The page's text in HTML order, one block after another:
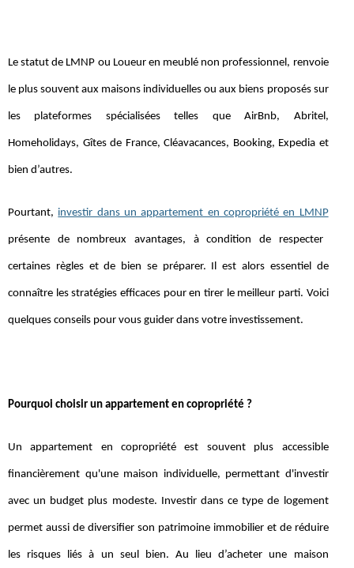
Le statut de LMNP ou Loueur en meublé non professionnel, renvoie
le plus souvent aux maisons individuelles ou aux biens proposés sur
les plateformes spécialisées telles que AirBnb, Abritel,
Homeholidays, Gîtes de France, Cléavacances, Booking, Expedia et
bien d’autres.
Pourtant, investir dans un appartement en copropriété en LMNP
présente de nombreux avantages, à condition de respecter
certaines règles et de bien se préparer. Il est alors essentiel de
connaître les stratégies efficaces pour en tirer le meilleur parti. Voici
quelques conseils pour vous guider dans votre investissement.
Pourquoi choisir un appartement en copropriété ?
Un appartement en copropriété est souvent plus accessible
financièrement qu'une maison individuelle, permettant d'investir
avec un budget plus modeste. Investir dans ce type de logement
permet aussi de diversifier son patrimoine immobilier et de réduire
les risques liés à un seul bien. Au lieu d’acheter une maison